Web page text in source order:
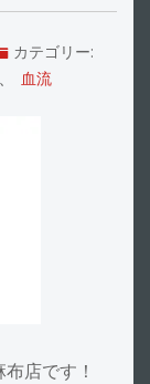
カテゴリー:
、 血流
店です！